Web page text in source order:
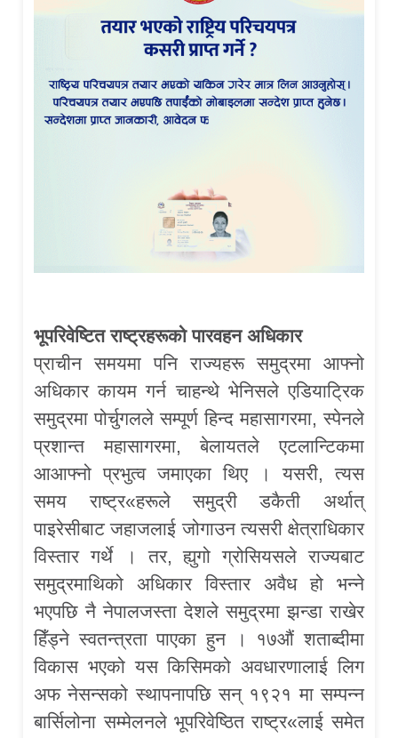
भूपरिवेष्टित राष्ट्रहरूको पारवहन अधिकार
प्राचीन समयमा पनि राज्यहरू समुद्रमा आफ्नो
अधिकार कायम गर्न चाहन्थे भेनिसले एडियाट्रिक
समुद्रमा पोर्चुगलले सम्पूर्ण हिन्द महासागरमा, स्पेनले
प्रशान्त महासागरमा, बेलायतले एटलान्टिकमा
आआफ्नो प्रभुत्व जमाएका थिए । यसरी, त्यस
समय राष्ट्र«हरूले समुद्री डकैती अर्थात्
पाइरेसीबाट जहाजलाई जोगाउन त्यसरी क्षेत्राधिकार
विस्तार गर्थे । तर, ह्युगो ग्रोसियसले राज्यबाट
समुद्रमाथिको अधिकार विस्तार अवैध हो भन्ने
भएपछि नै नेपालजस्ता देशले समुद्रमा झन्डा राखेर
हिँड्ने स्वतन्त्रता पाएका हुन । १७औं शताब्दीमा
विकास भएको यस किसिमको अवधारणालाई लिग
अफ नेसन्सको स्थापनापछि सन् १९२१ मा सम्पन्न
बार्सिलोना सम्मेलनले भूपरिवेष्ठित राष्ट्र«लाई समेत